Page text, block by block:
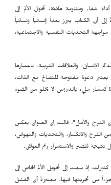
شفاء ومقاومة هادئة، تحوّل الألم إلى
أن الكتاب يبرز بعداً إنسانياً ونسائياً
التحديات النفسية والاجتماعية،
والعلاقات القريبة، باعتبارها
يعتبر دعوة مفتوحة للتصالح مع الذات،
كمسار مليء بالدروس لا يخلو من الضوء
الفرح والأمل"، قالت إن العنوان يعكس
الفرح والانكسار، والتحديات والنهوض،
للصبر والاستمرار رغم العوائق.
إذ سعت إلى تحويل الألم الخاص إلى
من تجربتها فيها، معتبرةً أن الفشل